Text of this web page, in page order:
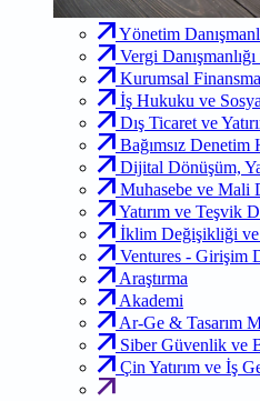
Yönetim
Vergi
Kurumsal
İş Hukuku ve
Dış Ticaret ve
Bağımsız Denetim
Dijital Dönüşüm,
Muhasebe ve Mali
Yatırım ve Teşvik
İklim Değişikliği
Ventures - Girişim
Araştırma
Akademi
Ar-Ge & Tasarım
Siber Güvenlik ve
Çin Yatırım ve İş